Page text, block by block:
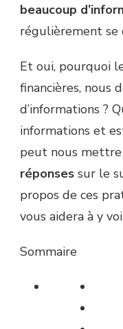
beaucoup
régulièrement se
Et oui, pourquoi
financières, nous
d’informations ?
informations et
peut nous
réponses sur le
propos de ces
vous aidera à y
Sommaire